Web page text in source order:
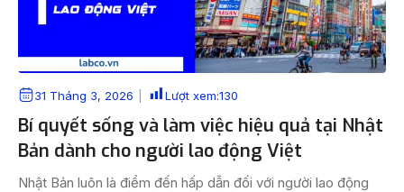
31 Tháng 3, 2026 Lượt xem:130
Bí quyết sống và làm việc hiệu quả tại Nhật
Bản dành cho người lao động Việt
Nhật Bản luôn là điểm đến hấp dẫn đối với người lao động